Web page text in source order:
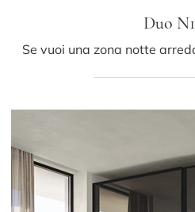
Duo